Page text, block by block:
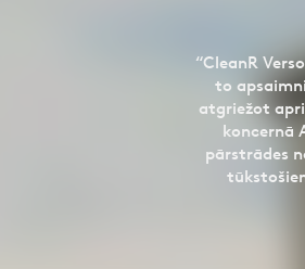
“CleanR
to
atgriežot
koncernā
pārstrādes